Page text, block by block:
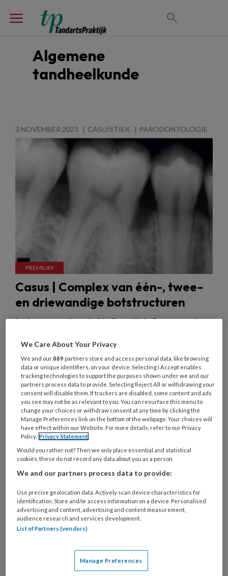
Algemene
tandheelkunde
3 NOVEMBER 2023 CASUÏSTIEK PARODONTOLOGIE
Casus | Complex van één-, twee-
en driewandige botstructuren
In deze casus beschrijft Coen Kuit flap, genezing
langere termijn. Daarna volgt een aantal
voorbeelden van botherstel in angulaire kraters.
Over algemene
tandheelkunde
Reguliere mondzorg
Algemene tandheelkunde omvat
de reguliere mondzorg. Onder
algemene tandheelkunde vallen
bedoeld zijn om pijnklachten aan
het gebit te voorkomen of tegen
We Care About Your Privacy
We and our889 partners store and access personal data, like browsing
data or unique identifiers, on your device. Selecting I Accept enables
tracking technologies to support the purposes shown under we and our
partners process data to provide. Selecting Reject All or withdrawing your
consent will disable them. If trackers are disabled, some content and ads
you see may not be as relevant to you. You can resurface this menu to
change your choices or withdraw consent at any time by clicking the
Manage Preferences link on the bottom of the webpage. Your choices will
have effect within our Website. For more details, refer to our Privacy
Policy. Privacy Statement
Would you rather not? Then we only place essential and statistical
cookies, these do not record any data about you as a person
We and our partners process data to provide:
Use precise geolocation data. Actively scan device characteristics for
identification. Store and/or access information on a device. Personalised
advertising and content, advertising and content measurement,
audience research and services development.
List of Partners (vendors)
Manage Preferences